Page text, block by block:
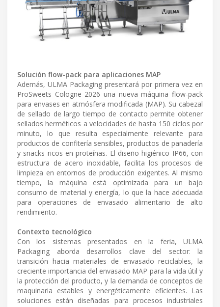
Solución flow-pack para aplicaciones MAP
Además, ULMA Packaging presentará por primera vez en
ProSweets Cologne 2026 una nueva máquina flow-pack
para envases en atmósfera modificada (MAP). Su cabezal
de sellado de largo tiempo de contacto permite obtener
sellados herméticos a velocidades de hasta 150 ciclos por
minuto, lo que resulta especialmente relevante para
productos de confitería sensibles, productos de panadería
y snacks ricos en proteínas. El diseño higiénico IP66, con
estructura de acero inoxidable, facilita los procesos de
limpieza en entornos de producción exigentes. Al mismo
tiempo, la máquina está optimizada para un bajo
consumo de material y energía, lo que la hace adecuada
para operaciones de envasado alimentario de alto
rendimiento.
Contexto tecnológico
Con los sistemas presentados en la feria, ULMA
Packaging aborda desarrollos clave del sector: la
transición hacia materiales de envasado reciclables, la
creciente importancia del envasado MAP para la vida útil y
la protección del producto, y la demanda de conceptos de
maquinaria estables y energéticamente eficientes. Las
soluciones están diseñadas para procesos industriales